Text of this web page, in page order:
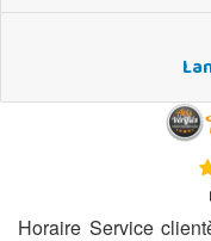
Horaire Service